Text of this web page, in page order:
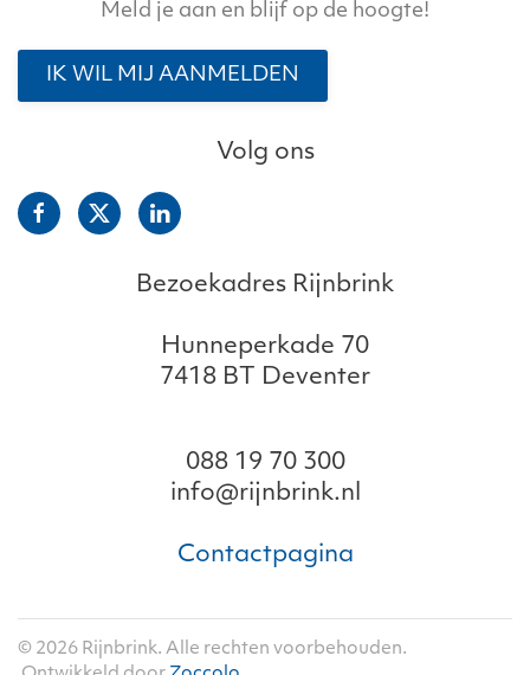
Meld je aan en blijf op de hoogte!
IK WIL MIJ AANMELDEN
Volg ons
Bezoekadres Rijnbrink
Hunneperkade 70
7418 BT Deventer
088 19 70 300
info@rijnbrink.nl
Contactpagina
© 2026 Rijnbrink. Alle rechten voorbehouden.